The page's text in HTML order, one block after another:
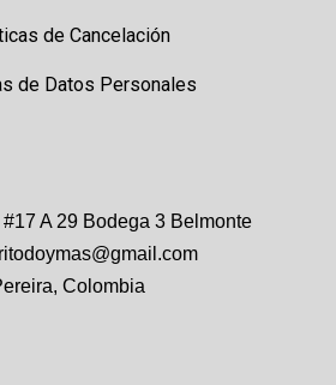
de Cancelación
de Datos Personales
A 29 Bodega 3 Belmonte
Colombia